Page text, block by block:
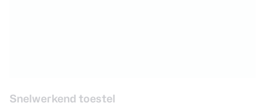
Snelwerkend toestel